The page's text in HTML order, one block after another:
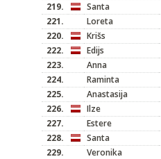
219.
Santa
221.
Loreta
220.
Krišs
222.
Edijs
223.
Anna
224.
Raminta
225.
Anastasija
226.
Ilze
227.
Estere
228.
Santa
229.
Veronika